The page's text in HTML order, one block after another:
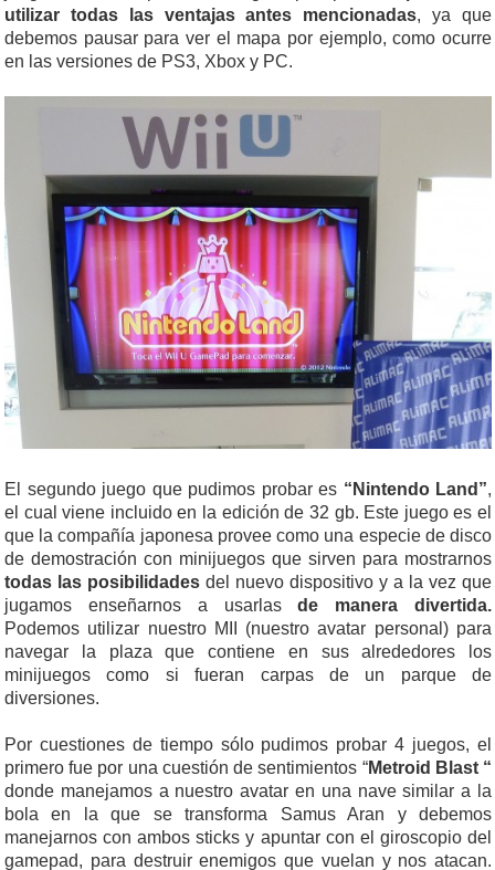
utilizar todas las ventajas antes mencionadas, ya que
debemos pausar para ver el mapa por ejemplo, como ocurre
en las versiones de PS3, Xbox y PC.
El segundo juego que pudimos probar es “Nintendo Land”,
el cual viene incluido en la edición de 32 gb. Este juego es el
que la compañía japonesa provee como una especie de disco
de demostración con minijuegos que sirven para mostrarnos
todas las posibilidades del nuevo dispositivo y a la vez que
jugamos enseñarnos a usarlasde manera divertida.
Podemos utilizar nuestro MII (nuestro avatar personal) para
navegar la plaza que contiene en sus alrededores los
minijuegos como si fueran carpas de un parque de
diversiones.
Por cuestiones de tiempo sólo pudimos probar 4 juegos, el
primero fue por una cuestión de sentimientos “Metroid Blast “
donde manejamos a nuestro avatar en una nave similar a la
bola en la que se transforma Samus Aran y debemos
manejarnos con ambos sticks y apuntar con el giroscopio del
gamepad, para destruir enemigos que vuelan y nos atacan.